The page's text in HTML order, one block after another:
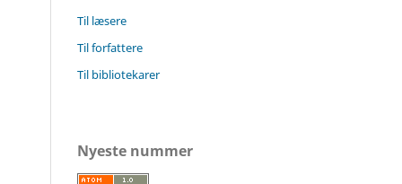
Til læsere
Til forfattere
Til bibliotekarer
Nyeste nummer